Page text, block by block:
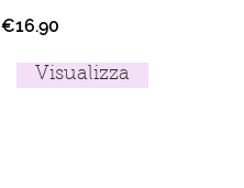
€16.90
Visualizza